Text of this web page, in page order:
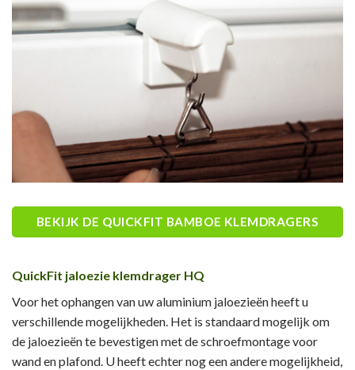
BEKIJK DE QUICKFIT BAMBOE KLEMDRAGERS
QuickFit jaloezie klemdrager HQ
Voor het ophangen van uw aluminium jaloezieën heeft u
verschillende mogelijkheden. Het is standaard mogelijk om
de jaloezieën te bevestigen met de schroefmontage voor
wand en plafond. U heeft echter nog een andere mogelijkheid,